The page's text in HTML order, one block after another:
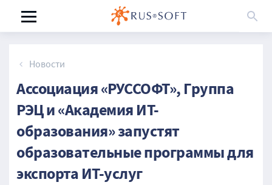
Новости
Ассоциация «РУССОФТ», Группа
РЭЦ и «Академия ИТ-
образования» запустят
образовательные программы для
экспорта ИТ-услуг